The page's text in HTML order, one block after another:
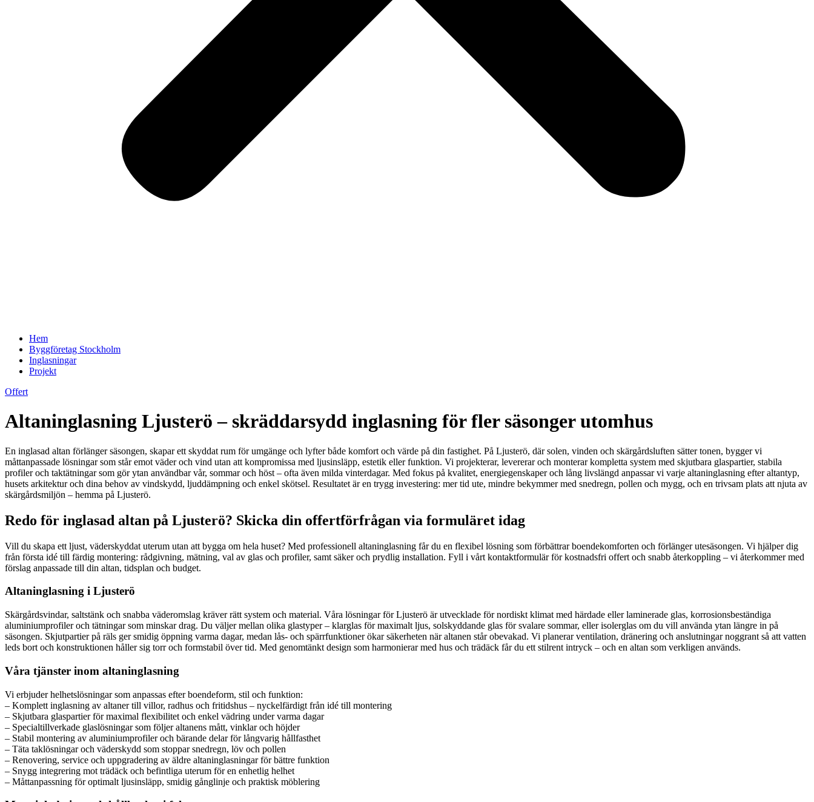
Hem
Byggföretag Stockholm
Inglasningar
Projekt
Offert
Altaninglasning Ljusterö – skräddarsydd inglasning för fler säsonger utomhus
En inglasad altan förlänger säsongen, skapar ett skyddat rum för umgänge och lyfter både komfort och värde på din fastighet. På Ljusterö, där solen, vinden och skärgårdsluften sätter tonen, bygger vi
måttanpassade lösningar som står emot väder och vind utan att kompromissa med ljusinsläpp, estetik eller funktion. Vi projekterar, levererar och monterar kompletta system med skjutbara glaspartier, stabila
profiler och taktätningar som gör ytan användbar vår, sommar och höst – ofta även milda vinterdagar. Med fokus på kvalitet, energiegenskaper och lång livslängd anpassar vi varje altaninglasning efter altantyp,
husets arkitektur och dina behov av vindskydd, ljuddämpning och enkel skötsel. Resultatet är en trygg investering: mer tid ute, mindre bekymmer med snedregn, pollen och mygg, och en trivsam plats att njuta av
skärgårdsmiljön – hemma på Ljusterö.
Redo för inglasad altan på Ljusterö? Skicka din offertförfrågan via formuläret idag
Vill du skapa ett ljust, väderskyddat uterum utan att bygga om hela huset? Med professionell altaninglasning får du en flexibel lösning som förbättrar boendekomforten och förlänger utesäsongen. Vi hjälper dig
från första idé till färdig montering: rådgivning, mätning, val av glas och profiler, samt säker och prydlig installation. Fyll i vårt kontaktformulär för kostnadsfri offert och snabb återkoppling – vi återkommer med
förslag anpassade till din altan, tidsplan och budget.
Altaninglasning i Ljusterö
Skärgårdsvindar, saltstänk och snabba väderomslag kräver rätt system och material. Våra lösningar för Ljusterö är utvecklade för nordiskt klimat med härdade eller laminerade glas, korrosionsbeständiga
aluminiumprofiler och tätningar som minskar drag. Du väljer mellan olika glastyper – klarglas för maximalt ljus, solskyddande glas för svalare sommar, eller isolerglas om du vill använda ytan längre in på
säsongen. Skjutpartier på räls ger smidig öppning varma dagar, medan lås- och spärrfunktioner ökar säkerheten när altanen står obevakad. Vi planerar ventilation, dränering och anslutningar noggrant så att vatten
leds bort och konstruktionen håller sig torr och formstabil över tid. Med genomtänkt design som harmonierar med hus och trädäck får du ett stilrent intryck – och en altan som verkligen används.
Våra tjänster inom altaninglasning
Vi erbjuder helhetslösningar som anpassas efter boendeform, stil och funktion:
– Komplett inglasning av altaner till villor, radhus och fritidshus – nyckelfärdigt från idé till montering
– Skjutbara glaspartier för maximal flexibilitet och enkel vädring under varma dagar
– Specialtillverkade glaslösningar som följer altanens mått, vinklar och höjder
– Stabil montering av aluminiumprofiler och bärande delar för långvarig hållfasthet
– Täta taklösningar och väderskydd som stoppar snedregn, löv och pollen
– Renovering, service och uppgradering av äldre altaninglasningar för bättre funktion
– Snygg integrering mot trädäck och befintliga uterum för en enhetlig helhet
– Måttanpassning för optimalt ljusinsläpp, smidig gånglinje och praktisk möblering